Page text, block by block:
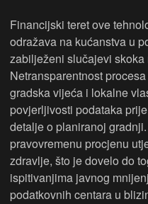
Financijski teret ove
odražava na kućanstva u
zabilježeni slučajevi
Netransparentnost
gradska vijeća i lokalne
povjerljivosti podataka
detalje o planiranoj
pravovremenu procjenu
zdravlje, što je dovelo do
ispitivanjima javnog
podatkovnih centara u